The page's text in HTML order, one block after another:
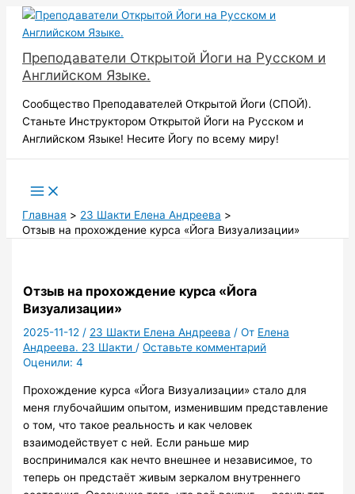
Перейти
Преподаватели Открытой Йоги на Русском и
Английском Языке.
Сообщество Преподавателей Открытой Йоги (СПОЙ).
Станьте Инструктором Открытой Йоги на Русском и
Английском Языке! Несите Йогу по всему миру!
Главная
23 Шакти Елена Андреева
Отзыв на прохождение курса «Йога Визуализации»
Отзыв на прохождение курса «Йога
Визуализации»
2025-11-12/ 23 Шакти Елена Андреева / От Елена
Андреева. 23 Шакти/Оставьте комментарий
Оценили: 4
Прохождение курса «Йога Визуализации» стало для
меня глубочайшим опытом, изменившим представление
о том, что такое реальность и как человек
взаимодействует с ней. Если раньше мир
воспринимался как нечто внешнее и независимое, то
теперь он предстаёт живым зеркалом внутреннего